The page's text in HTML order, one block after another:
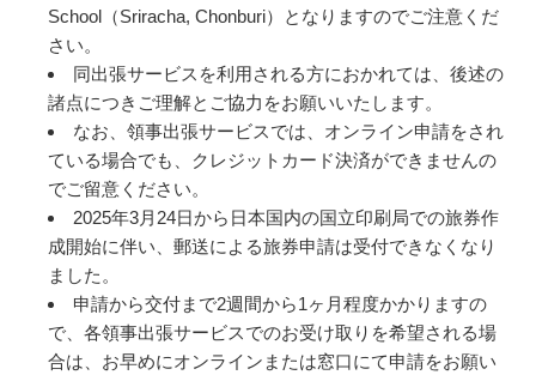
School（Sriracha, Chonburi）となりますのでご注意くだ
さい。
同出張サービスを利用される方におかれては、後述の
諸点につきご理解とご協力をお願いいたします。
なお、領事出張サービスでは、オンライン申請をされ
ている場合でも、クレジットカード決済ができませんの
でご留意ください。
2025年3月24日から日本国内の国立印刷局での旅券作
成開始に伴い、郵送による旅券申請は受付できなくなり
ました。
申請から交付まで2週間から1ヶ月程度かかりますの
で、各領事出張サービスでのお受け取りを希望される場
合は、お早めにオンラインまたは窓口にて申請をお願い